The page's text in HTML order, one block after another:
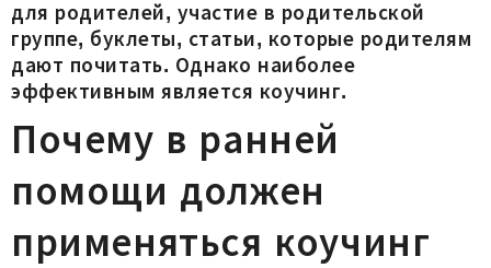
для родителей, участие в родительской
группе, буклеты, статьи, которые родителям
дают почитать. Однако наиболее
эффективным является коучинг.
Почему в ранней
помощи должен
применяться коучинг